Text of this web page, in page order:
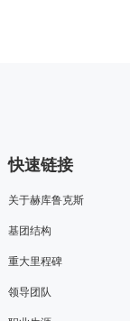
快速链接
关于赫库鲁克斯
基团结构
重大里程碑
领导团队